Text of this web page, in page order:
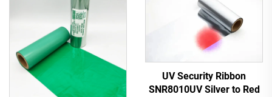
UV Security Ribbon
SNR8010UV Silver to Red